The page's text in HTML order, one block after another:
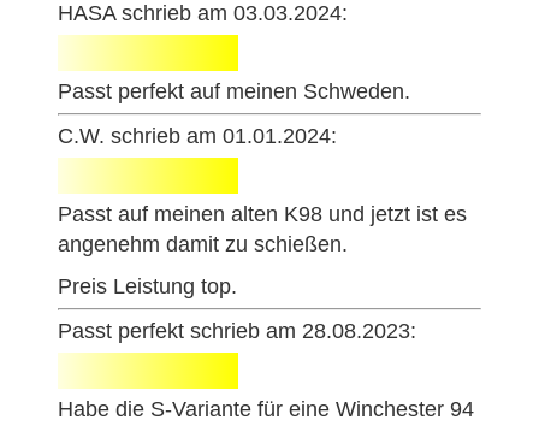
HASA schrieb am 03.03.2024:
Passt perfekt auf meinen Schweden.
C.W. schrieb am 01.01.2024:
Passt auf meinen alten K98 und jetzt ist es
angenehm damit zu schießen.
Preis Leistung top.
Passt perfekt schrieb am 28.08.2023:
Habe die S-Variante für eine Winchester 94